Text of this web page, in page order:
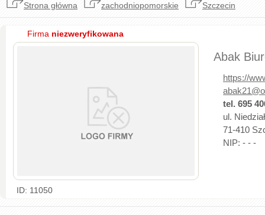
Strona główna zachodniopomorskie Szczecin
Firma niezweryfikowana
ID: 11050
Abak
https://
tel. 695
ul.
71-410
NIP: - - -